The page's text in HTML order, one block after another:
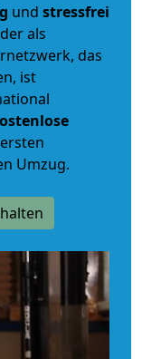
und stressfrei
als
das
ist
Umzug.